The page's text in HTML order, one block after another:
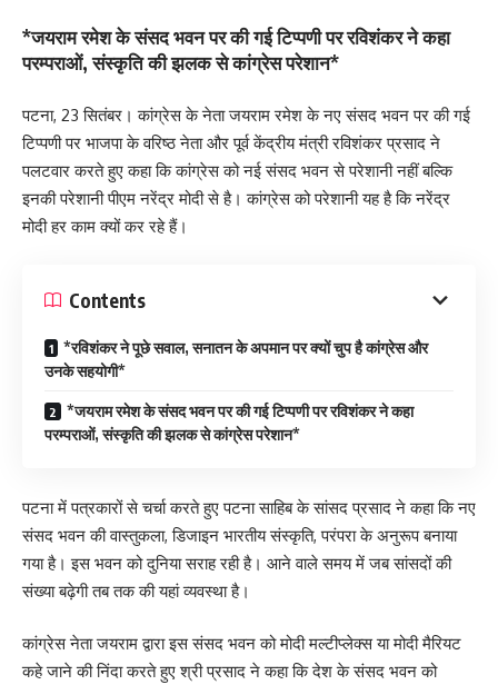
*जयराम रमेश के संसद भवन पर की गई टिप्पणी पर रविशंकर ने कहा
परम्पराओं, संस्कृति की झलक से कांग्रेस परेशान*
पटना, 23 सितंबर। कांग्रेस के नेता जयराम रमेश के नए संसद भवन पर की गई
टिप्पणी पर भाजपा के वरिष्ठ नेता और पूर्व केंद्रीय मंत्री रविशंकर प्रसाद ने
पलटवार करते हुए कहा कि कांग्रेस को नई संसद भवन से परेशानी नहीं बल्कि
इनकी परेशानी पीएम नरेंद्र मोदी से है। कांग्रेस को परेशानी यह है कि नरेंद्र
मोदी हर काम क्यों कर रहे हैं।
Contents
*रविशंकर ने पूछे सवाल, सनातन के अपमान पर क्यों चुप है कांग्रेस और
उनके सहयोगी*
*जयराम रमेश के संसद भवन पर की गई टिप्पणी पर रविशंकर ने कहा
परम्पराओं, संस्कृति की झलक से कांग्रेस परेशान*
पटना में पत्रकारों से चर्चा करते हुए पटना साहिब के सांसद प्रसाद ने कहा कि नए
संसद भवन की वास्तुकला, डिजाइन भारतीय संस्कृति, परंपरा के अनुरूप बनाया
गया है। इस भवन को दुनिया सराह रही है। आने वाले समय में जब सांसदों की
संख्या बढ़ेगी तब तक की यहां व्यवस्था है।
कांग्रेस नेता जयराम द्वारा इस संसद भवन को मोदी मल्टीप्लेक्स या मोदी मैरियट
कहे जाने की निंदा करते हुए श्री प्रसाद ने कहा कि देश के संसद भवन को